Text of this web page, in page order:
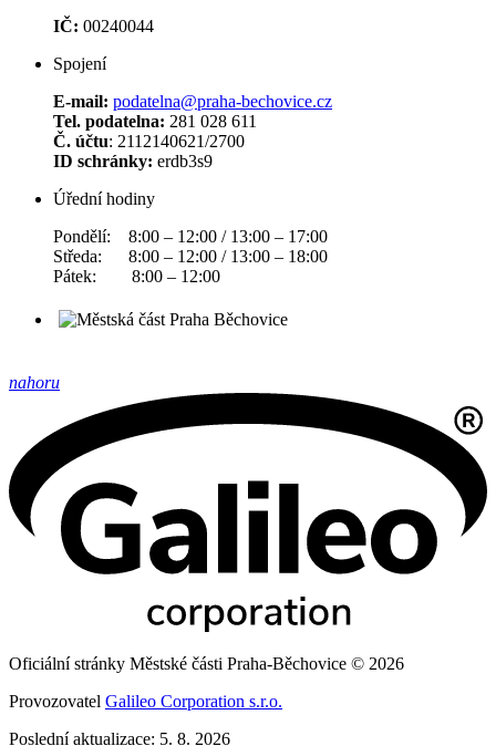
IČ: 00240044
Spojení
E-mail: podatelna@praha-bechovice.cz
Tel. podatelna: 281 028 611
Č. účtu: 2112140621/2700
ID schránky: erdb3s9
Úřední hodiny
Pondělí: 8:00 – 12:00 / 13:00 – 17:00
Středa: 8:00 – 12:00 / 13:00 – 18:00
Pátek: 8:00 – 12:00
nahoru
Oficiální stránky Městské části Praha-Běchovice © 2026
Provozovatel Galileo Corporation s.r.o.
Poslední aktualizace: 5. 8. 2026